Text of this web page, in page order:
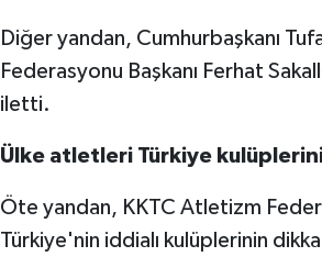
Diğer yandan, Cumhurbaşkanı
Federasyonu Başkanı Ferhat
iletti.
Ülke atletleri Türkiye
Öte yandan, KKTC Atletizm
Türkiye'nin iddialı kulüplerinin